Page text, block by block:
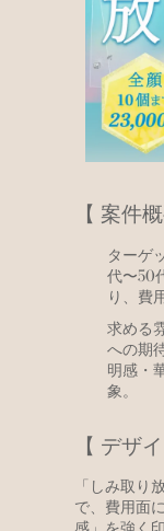
【 案件
ターゲ
代〜50
り、費
求める
への期
明感・
象。
【 デザ
「しみ取り
で、費用面